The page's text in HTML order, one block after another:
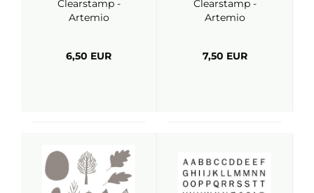
Clearstamp -
Artemio
6,50 EUR
Clearstamp -
Artemio
7,50 EUR